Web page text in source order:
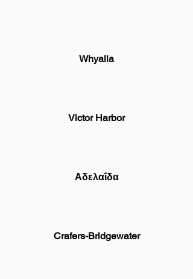
Whyalla
Victor Harbor
Αδελαΐδα
Crafers-Bridgewater